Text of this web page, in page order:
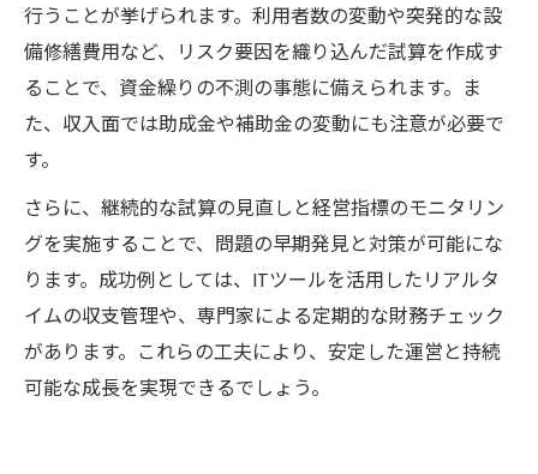
行うことが挙げられます。利用者数の変動や突発的な設
備修繕費用など、リスク要因を織り込んだ試算を作成す
ることで、資金繰りの不測の事態に備えられます。ま
た、収入面では助成金や補助金の変動にも注意が必要で
す。
さらに、継続的な試算の見直しと経営指標のモニタリン
グを実施することで、問題の早期発見と対策が可能にな
ります。成功例としては、ITツールを活用したリアルタ
イムの収支管理や、専門家による定期的な財務チェック
があります。これらの工夫により、安定した運営と持続
可能な成長を実現できるでしょう。